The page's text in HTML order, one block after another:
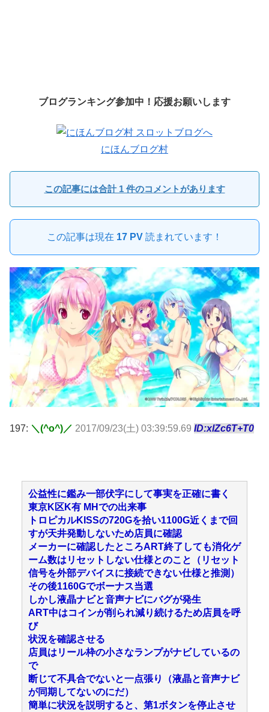
ブログランキング参加中！応援お願いします
にほんブログ村
この記事には合計 1 件のコメントがあります
この記事は現在 17 PV 読まれています！
197: ＼(^o^)／ 2017/09/23(土) 03:39:59.69 ID:xlZc6T+T0
公益性に鑑み一部伏字にして事実を正確に書く
東京K区K有 MHでの出来事
トロピカルKISSの720Gを拾い1100G近くまで回
すが天井発動しないため店員に確認
メーカーに確認したところART終了しても消化ゲ
ーム数はリセットしない仕様とのこと（リセット
信号を外部デバイスに接続できない仕様と推測）
その後1160Gでボーナス当選
しかし液晶ナビと音声ナビにバグが発生
ART中はコインが削られ減り続けるため店員を呼
び
状況を確認させる
店員はリール枠の小さなランプがナビしているの
で
断じて不具合でないと一点張り（液晶と音声ナビ
が同期してないのにだ）
簡単に状況を説明すると、第1ボタンを停止させ